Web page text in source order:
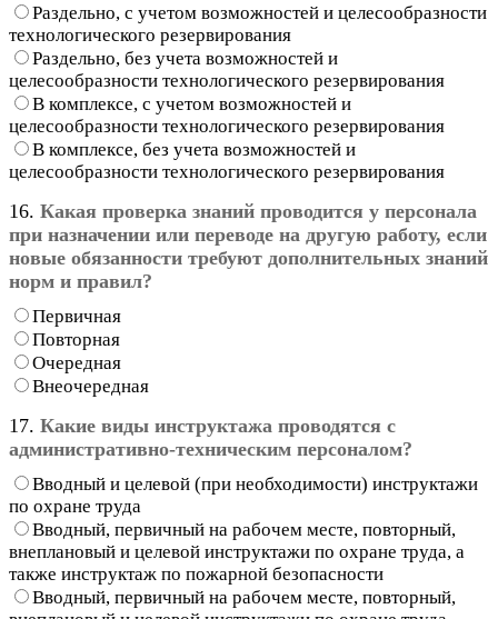
Раздельно, с учетом возможностей и целесообразности
технологического резервирования
Раздельно, без учета возможностей и
целесообразности технологического резервирования
В комплексе, с учетом возможностей и
целесообразности технологического резервирования
В комплексе, без учета возможностей и
целесообразности технологического резервирования
16. Какая проверка знаний проводится у персонала
при назначении или переводе на другую работу, если
новые обязанности требуют дополнительных знаний
норм и правил?
Первичная
Повторная
Очередная
Внеочередная
17. Какие виды инструктажа проводятся с
административно-техническим персоналом?
Вводный и целевой (при необходимости) инструктажи
по охране труда
Вводный, первичный на рабочем месте, повторный,
внеплановый и целевой инструктажи по охране труда, а
также инструктаж по пожарной безопасности
Вводный, первичный на рабочем месте, повторный,